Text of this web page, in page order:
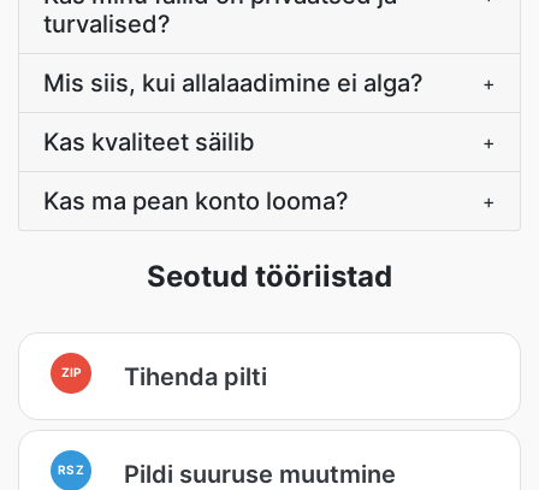
turvalised?
Mis siis, kui allalaadimine ei alga? +
Kas kvaliteet säilib +
Kas ma pean konto looma? +
Seotud tööriistad
ZIP Tihenda pilti
RSZ Pildi suuruse muutmine